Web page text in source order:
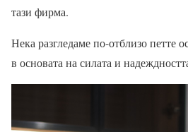
тази фирма.
Нека разгледаме по-отблизо петте
в основата на силата и